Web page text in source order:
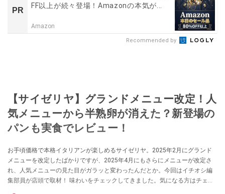
PR
FF以上が続々登場！Amazonの本気が...
Amazon
Recommended by
【サイゼリヤ】グランドメニュー改定！人
気メニューから半熟卵が消えた？新登場の
パンも実食でレビュー！
お手頃価格で本格イタリアンが楽しめるサイゼリヤ。2025年2月にグランド
メニューを改定したばかりですが、2025年4月にもさらにメニューが改定さ
れ、人気メニューの見た目がガラッと変わったんだとか。今回はイチオシ編
集部員が店頭で取材！ 味わいをチェックしてきました。気になる方はチェッ